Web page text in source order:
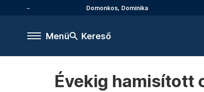
Domonkos, Dominika
Menü Kereső
Évekig hamisított